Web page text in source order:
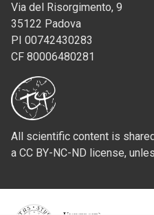
Via del Risorgimento, 9
35122 Padova
PI 00742430283
CF 80006480281
All scientific content is
a CC BY-NC-ND license,